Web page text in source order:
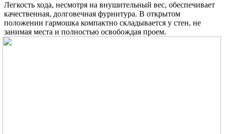
Легкость хода, несмотря на внушительный вес, обеспечивает
качественная, долговечная фурнитура. В открытом
положении гармошка компактно складывается у стен, не
занимая места и полностью освобождая проем.